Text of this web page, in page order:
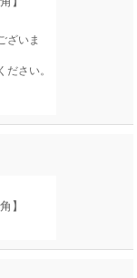
ざいま
さい。
】